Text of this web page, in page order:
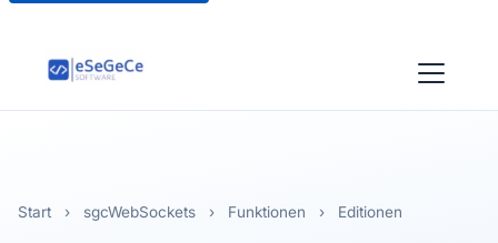
Start › sgcWebSockets › Funktionen › Editionen